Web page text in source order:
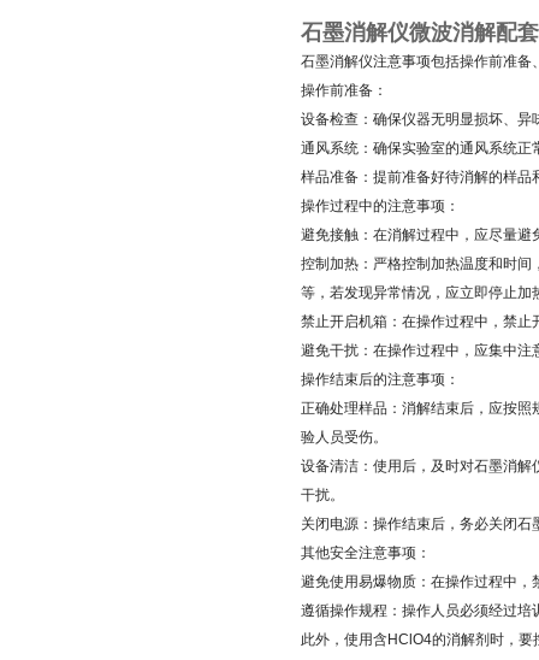
石墨消解仪微波消解配
石墨消解仪注意事项包括操作前准
操作前准备：
设备检查：确保仪器无明显损坏、
通风系统：确保实验室的通风系统
样品准备：提前准备好待消解的样品
操作过程中的注意事项：
避免接触：在消解过程中，应尽量
控制加热：严格控制加热温度和时
等，若发现异常情况，应立即停止加
禁止开启机箱：在操作过程中，禁
避免干扰：在操作过程中，应集中
操作结束后的注意事项：
正确处理样品：消解结束后，应按
验人员受伤。
设备清洁：使用后，及时对石墨消
干扰。
关闭电源：操作结束后，务必关闭
其他安全注意事项：
避免使用易爆物质：在操作过程中
遵循操作规程：操作人员必须经过
此外，使用含HClO4的消解剂时，